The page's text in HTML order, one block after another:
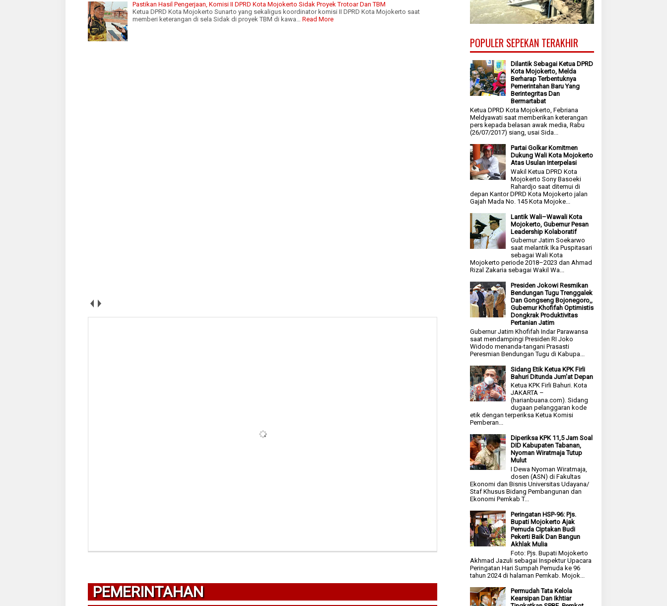
Pastikan Hasil Pengerjaan, Komisi II DPRD Kota Mojokerto Sidak Proyek Trotoar Dan TBM
Ketua DPRD Kota Mojokerto Sunarto yang sekaligus koordinator komisi II DPRD Kota Mojokerto saat
memberi keterangan di sela Sidak di proyek TBM di kawa… Read More
PEMERINTAHAN
POPULER SEPEKAN TERAKHIR
Dilantik Sebagai Ketua DPRD
Kota Mojokerto, Melda
Berharap Terbentuknya
Pemerintahan Baru Yang
Berintegritas Dan
Bermartabat
Ketua DPRD Kota Mojokerto, Febriana
Meldyawati saat memberikan keterangan
pers kepada belasan awak media, Rabu
(26/07/2017) siang, usai Sida...
Partai Golkar Komitmen
Dukung Wali Kota Mojokerto
Atas Usulan Interpelasi
Wakil Ketua DPRD Kota
Mojokerto Sony Basoeki
Rahardjo saat ditemui di
depan Kantor DPRD Kota Mojokerto jalan
Gajah Mada No. 145 Kota Mojoke...
Lantik Wali–Wawali Kota
Mojokerto, Gubernur Pesan
Leadership Kolaboratif
Gubernur Jatim Soekarwo
saat melantik Ika Puspitasari
sebagai Wali Kota
Mojokerto periode 2018–2023 dan Ahmad
Rizal Zakaria sebagai Wakil Wa...
Presiden Jokowi Resmikan
Bendungan Tugu Trenggalek
Dan Gongseng Bojonegoro,,
Gubernur Khofifah Optimistis
Dongkrak Produktivitas
Pertanian Jatim
Gubernur Jatim Khofifah Indar Parawansa
saat mendampingi Presiden RI Joko
Widodo menanda-tangani Prasasti
Peresmian Bendungan Tugu di Kabupa...
Sidang Etik Ketua KPK Firli
Bahuri Ditunda Jum'at Depan
Ketua KPK Firli Bahuri. Kota
JAKARTA –
(harianbuana.com). Sidang
dugaan pelanggaran kode
etik dengan terperiksa Ketua Komisi
Pemberan...
Diperiksa KPK 11,5 Jam Soal
DID Kabupaten Tabanan,
Nyoman Wiratmaja Tutup
Mulut
I Dewa Nyoman Wiratmaja,
dosen (ASN) di Fakultas
Ekonomi dan Bisnis Universitas Udayana/
Staf Khusus Bidang Pembangunan dan
Ekonomi Pemkab T...
Peringatan HSP-96: Pjs.
Bupati Mojokerto Ajak
Pemuda Ciptakan Budi
Pekerti Baik Dan Bangun
Akhlak Mulia
Foto: Pjs. Bupati Mojokerto
Akhmad Jazuli sebagai Inspektur Upacara
Peringatan Hari Sumpah Pemuda ke 96
tahun 2024 di halaman Pemkab. Mojok...
Permudah Tata Kelola
Kearsipan Dan Ikhtiar